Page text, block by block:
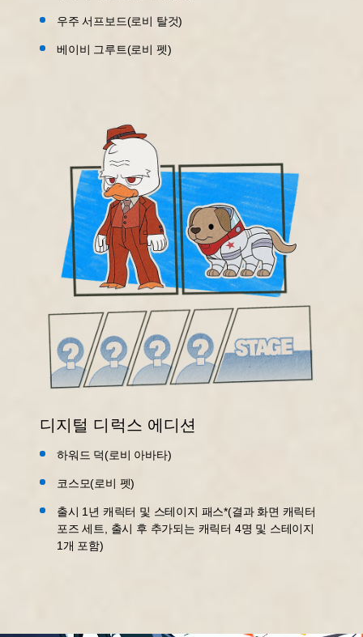
우주 서프보드(로비 탈것)
베이비 그루트(로비 펫)
디지털 디럭스 에디션
하워드 덕(로비 아바타)
코스모(로비 펫)
출시 1년 캐릭터 및 스테이지 패스*(결과 화면 캐릭터
포즈 세트, 출시 후 추가되는 캐릭터 4명 및 스테이지
1개 포함)